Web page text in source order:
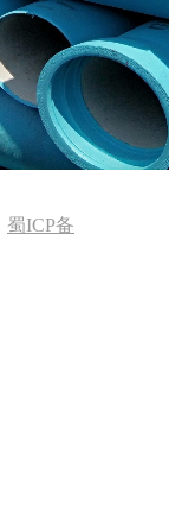
蜀ICP备